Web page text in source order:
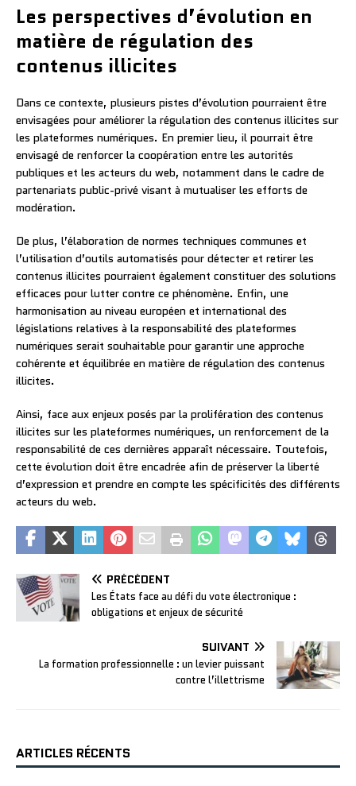
Les perspectives d’évolution en
matière de régulation des
contenus illicites
Dans ce contexte, plusieurs pistes d’évolution pourraient être
envisagées pour améliorer la régulation des contenus illicites sur
les plateformes numériques. En premier lieu, il pourrait être
envisagé de renforcer la coopération entre les autorités
publiques et les acteurs du web, notamment dans le cadre de
partenariats public-privé visant à mutualiser les efforts de
modération.
De plus, l’élaboration de normes techniques communes et
l’utilisation d’outils automatisés pour détecter et retirer les
contenus illicites pourraient également constituer des solutions
efficaces pour lutter contre ce phénomène. Enfin, une
harmonisation au niveau européen et international des
législations relatives à la responsabilité des plateformes
numériques serait souhaitable pour garantir une approche
cohérente et équilibrée en matière de régulation des contenus
illicites.
Ainsi, face aux enjeux posés par la prolifération des contenus
illicites sur les plateformes numériques, un renforcement de la
responsabilité de ces dernières apparaît nécessaire. Toutefois,
cette évolution doit être encadrée afin de préserver la liberté
d’expression et prendre en compte les spécificités des différents
acteurs du web.
PRÉCÉDENT
Les États face au défi du vote électronique :
obligations et enjeux de sécurité
SUIVANT
La formation professionnelle : un levier puissant
contre l’illettrisme
ARTICLES RÉCENTS